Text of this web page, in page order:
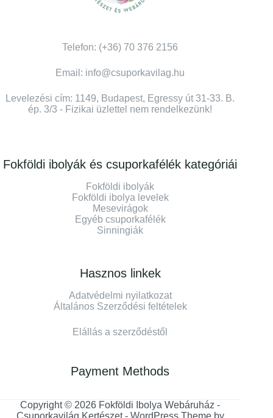
Telefon: (+36) 70 376 2156
Email: info@csuporkavilag.hu
Levelezési cím: 1149, Budapest, Egressy út 31-33. B.
ép. 3/3 - Fizikai üzlettel nem rendelkezünk!
Fokföldi ibolyák és csuporkafélék kategóriái
Fokföldi ibolyák
Fokföldi ibolya levelek
Mesevirágok
Egyéb csuporkafélék
Sinningiák
Hasznos linkek
Adatvédelmi nyilatkozat
Általános Szerződési feltételek
Elállás a szerződéstől
Payment Methods
Copyright © 2026 Fokföldi Ibolya Webáruház -